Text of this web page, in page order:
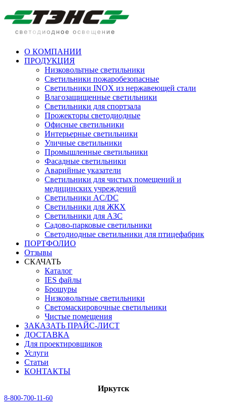
О КОМПАНИИ
ПРОДУКЦИЯ
Низковольтные светильники
Cветильники пожаробезопасные
Светильники INOX из нержавеющей стали
Влагозащищенные светильники
Светильники для спортзала
Прожекторы светодиодные
Офисные светильники
Интерьерные светильники
Уличные светильники
Промышленные светильники
Фасадные светильники
Аварийные указатели
Светильники для чистых помещений и
медицинских учреждений
Светильники AC/DC
Светильники для ЖКХ
Светильники для АЗС
Садово-парковые светильники
Светодиодные светильники для птицефабрик
ПОРТФОЛИО
Отзывы
СКАЧАТЬ
Каталог
IES файлы
Брошуры
Низковольтные светильники
Светомаскировочные светильники
Чистые помещения
ЗАКАЗАТЬ ПРАЙС-ЛИСТ
ДОСТАВКА
Для проектировщиков
Услуги
Статьи
КОНТАКТЫ
Иркутск
8-800-700-11-60